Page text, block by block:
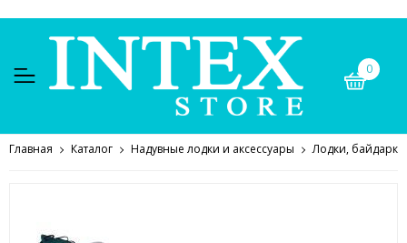
0
Главная Каталог Надувные лодки и аксессуары Лодки,